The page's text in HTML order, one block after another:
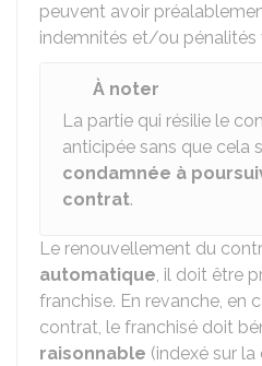
peuvent avoir
indemnités et/ou pénalités
À noter
La partie qui résilie le
anticipée sans que cela
condamnée à
contrat.
Le renouvellement du
automatique, il doit être
franchise. En revanche, en
contrat, le franchisé doit
raisonnable (indexé sur